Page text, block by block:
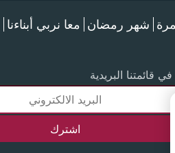
شهر رمضان معا نربي أبناءنا
قائمتنا البريدية